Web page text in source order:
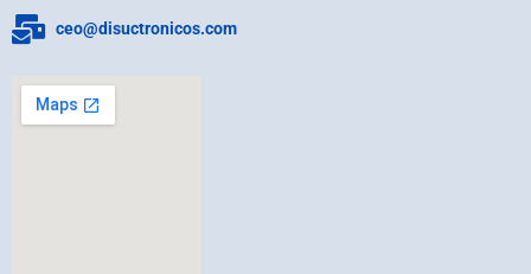
ceo@disuctronicos.com